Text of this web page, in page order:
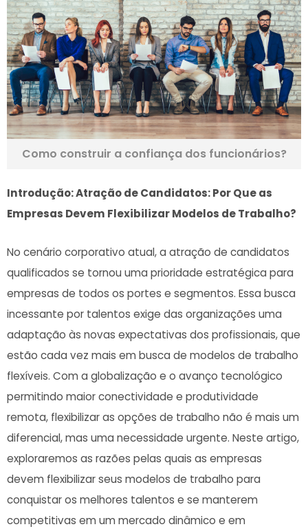
Como construir a confiança dos funcionários?
Introdução: Atração de Candidatos: Por Que as
Empresas Devem⁣ Flexibilizar Modelos de Trabalho?
No cenário corporativo atual, ⁤a ​atração de candidatos
qualificados se tornou uma prioridade estratégica‌ para
empresas de todos os portes⁢ e ‌segmentos. Essa busca
incessante‌ por talentos exige ⁤das ⁤organizações uma
adaptação às novas expectativas ⁤dos profissionais, que
estão cada vez‌ mais em busca de modelos de trabalho
⁢flexíveis. Com a globalização e o avanço tecnológico
permitindo⁣ maior conectividade e produtividade
remota, flexibilizar as opções de trabalho não é mais ⁢um
diferencial, mas uma necessidade⁣ urgente. Neste artigo,
exploraremos as ⁣razões⁣ pelas quais as empresas
devem flexibilizar seus modelos⁢ de trabalho para
conquistar ​os melhores talentos e se manterem
competitivas em⁤ um mercado dinâmico e em